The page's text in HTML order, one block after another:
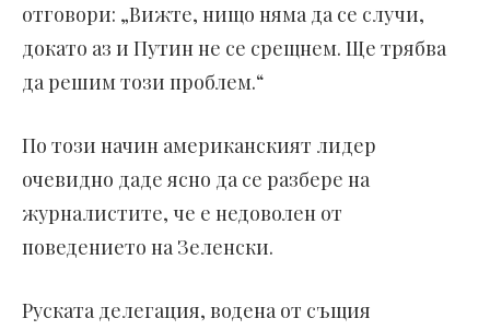
отговори: „Вижте, нищо няма да се случи,
докато аз и Путин не се срещнем. Ще трябва
да решим този проблем.“
По този начин американският лидер
очевидно даде ясно да се разбере на
журналистите, че е недоволен от
поведението на Зеленски.
Руската делегация, водена от същия